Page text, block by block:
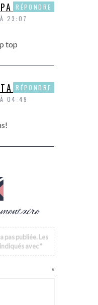
23:07
top
RÉPONDRE
04:49
RÉPONDRE
pas publiée. Les
avec*
*